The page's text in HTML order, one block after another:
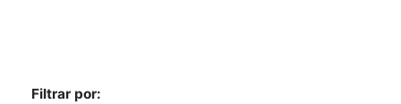
Filtrar por: